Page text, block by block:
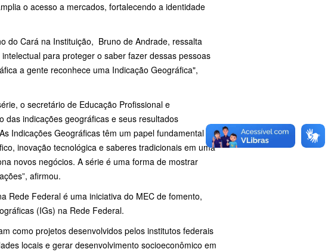
o acesso a mercados, fortalecendo a identidade
do Cará na Instituição, Bruno de Andrade, ressalta
para proteger o saber fazer dessas pessoas
a gente reconhece uma Indicação Geográfica",
o secretário de Educação Profissional e
das indicações geográficas e seus resultados
Indicações Geográficas têm um papel fundamental no
inovação tecnológica e saberes tradicionais em uma
novos negócios. A série é uma forma de mostrar
afirmou.
Rede Federal é uma iniciativa do MEC de fomento,
(IGs) na Rede Federal.
como projetos desenvolvidos pelos institutos federais
locais e gerar desenvolvimento socioeconômico em